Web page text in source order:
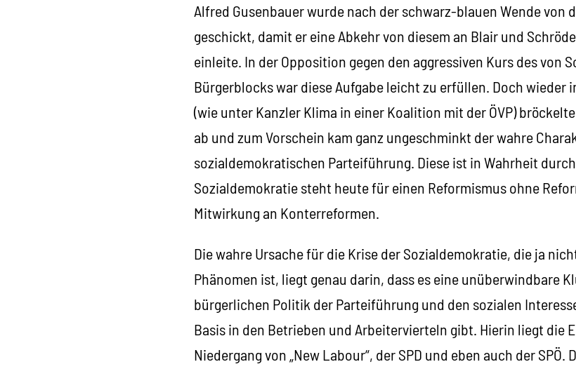
Alfred Gusenbauer wurde nach der schwarz-blauen Wende von
geschickt, damit er eine Abkehr von diesem an Blair und
einleite. In der Opposition gegen den aggressiven Kurs des von
Bürgerblocks war diese Aufgabe leicht zu erfüllen. Doch wieder
(wie unter Kanzler Klima in einer Koalition mit der ÖVP)
ab und zum Vorschein kam ganz ungeschminkt der wahre
sozialdemokratischen Parteiführung. Diese ist in Wahrheit
Sozialdemokratie steht heute für einen Reformismus ohne
Mitwirkung an Konterreformen.
Die wahre Ursache für die Krise der Sozialdemokratie, die ja
Phänomen ist, liegt genau darin, dass es eine unüberwindbare
bürgerlichen Politik der Parteiführung und den sozialen
Basis in den Betrieben und Arbeitervierteln gibt. Hierin liegt die
Niedergang von „New Labour“, der SPD und eben auch der SPÖ.